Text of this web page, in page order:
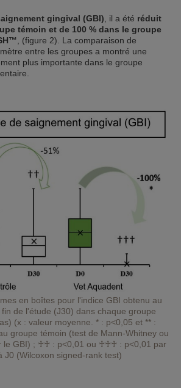
gingival (GBI) , il a été réduit
témoin et de 100 % dans le groupe
, (figure 2). La comparaison de
entre les groupes a montré une
plus importante dans le groupe
en boîtes pour l'indice GBI obtenu au
de l'étude (J30) dans chaque groupe
(x : valeur moyenne. * : p<0,05 et ** :
groupe témoin (test de Mann-Whitney ou
le GBI) ; ♰♰ : p<0,01 ou ♰♰♰ : p<0,01 par
J0 (Wilcoxon signed-rank test)